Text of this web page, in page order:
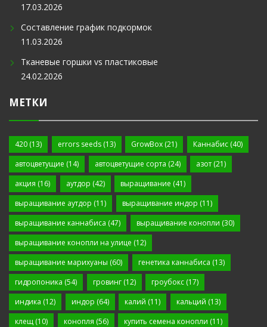
17.03.2026
Составление график подкормок
11.03.2026
Тканевые горшки vs пластиковые
24.02.2026
МЕТКИ
420 (13) errors seeds(13) GrowBox (21) Каннабис(40)
автоцветущие (14) автоцветущие сорта (24) азот (21)
акция (16) аутдор (42) выращивание (41)
выращивание аутдор (11) выращивание индор (11)
выращивание каннабиса (47) выращивание конопли (30)
выращивание конопли на улице (12)
выращивание марихуаны (60) генетика каннабиса (13)
гидропоника (54) гровинг(12) гроубокс (17)
индика (12) индор (64) калий (11) кальций (13)
клещ (10) конопля (56) купить семена конопли (11)